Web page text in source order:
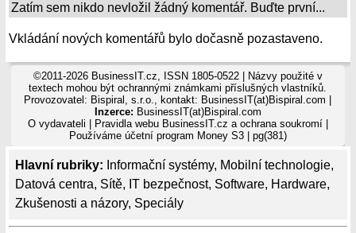
Hlavní rubriky: Informační systémy, Mobilní technologie,
Datová centra, Sítě, IT bezpečnost, Software, Hardware,
Zkušenosti a názory, Speciály
Zatím sem nikdo nevložil žádný komentář. Buďte první...
Vkládání nových komentářů bylo dočasně pozastaveno.
©2011-2026 BusinessIT.cz, ISSN 1805-0522 | Názvy použité v
textech mohou být ochrannými známkami příslušných vlastníků.
Provozovatel: Bispiral, s.r.o., kontakt: BusinessIT(at)Bispiral.com |
Inzerce: BusinessIT(at)Bispiral.com
O vydavateli
Pravidla webu BusinessIT.cz a ochrana soukromí|
Používáme účetní program Money S3| pg(381)